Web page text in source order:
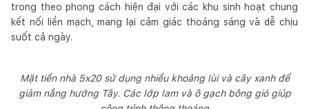
trong theo phong cách hiện đại với các khu sinh hoạt chung
kết nối liền mạch, mang lại cảm giác thoáng sáng và dễ chịu
suốt cả ngày.
Mặt tiền nhà 5x20 sử dụng nhiều khoảng lùi và cây xanh để
giảm nắng hướng Tây. Các lớp lam và ô gạch bông gió giúp